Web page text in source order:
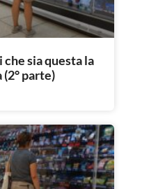
sia questa la
parte)